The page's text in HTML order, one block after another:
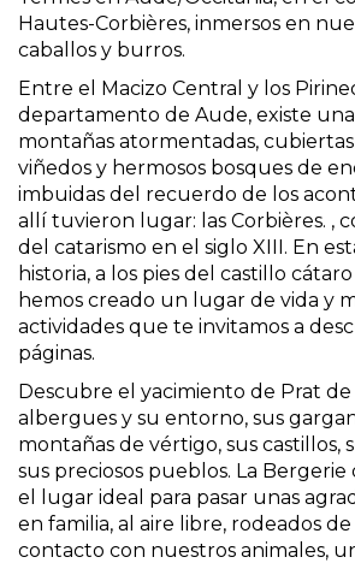
Hautes-Corbières, inmersos en
caballos y burros.
Entre el Macizo Central y los
departamento de Aude, existe
montañas atormentadas,
viñedos y hermosos bosques de
imbuidas del recuerdo de los
allí tuvieron lugar: las Corbières. ,
del catarismo en el siglo XIII. En
historia, a los pies del castillo
hemos creado un lugar de vida y
actividades que te invitamos a
páginas.
Descubre el yacimiento de Prat de
albergues y su entorno, sus
montañas de vértigo, sus castillos,
sus preciosos pueblos. La
el lugar ideal para pasar unas
en familia, al aire libre, rodeados
contacto con nuestros animales,